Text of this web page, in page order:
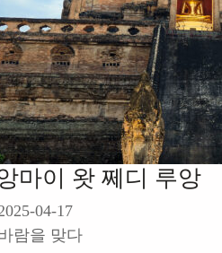
마이 왓 쩨디 루앙
04-17
람을 맞다